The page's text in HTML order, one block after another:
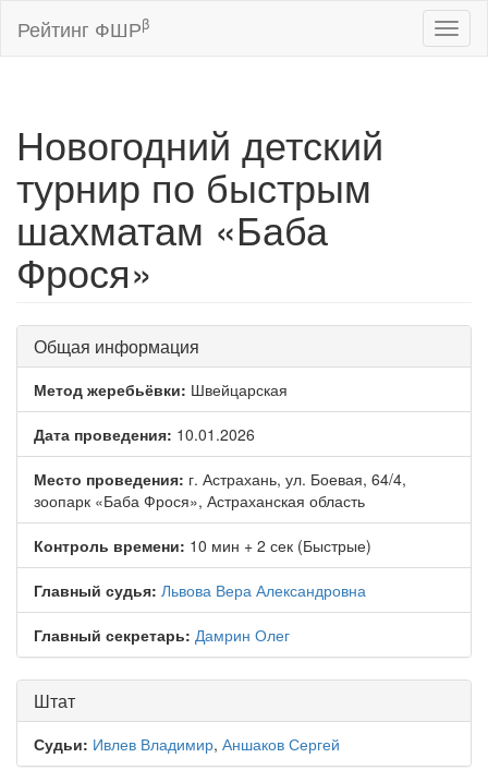
Рейтинг ФШРβ
Новогодний детский
турнир по быстрым
шахматам «Баба
Фрося»
Общая информация
Метод жеребьёвки: Швейцарская
Дата проведения: 10.01.2026
Место проведения: г. Астрахань, ул. Боевая, 64/4,
зоопарк «Баба Фрося», Астраханская область
Контроль времени: 10 мин + 2 сек (Быстрые)
Главный судья: Львова Вера Александровна
Главный секретарь: Дамрин Олег
Штат
Судьи: Ивлев Владимир, Аншаков Сергей